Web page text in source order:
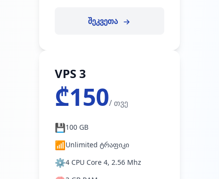
შეკვეთა
VPS 3
₾150/ თვე
💾100 GB
📶Unlimited ტრაფიკი
⚙️4 CPU Core 4, 2.56 Mhz